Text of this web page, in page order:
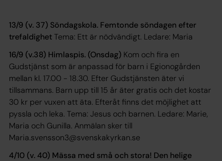
13/9 (v. 37) Söndagskola. Femtonde söndagen efter
trefaldighetTema: Ett är nödvändigt. Ledare: Maria
16/9 (v.38) Himlaspis. (Onsdag) Kom och fira en
Gudstjänst som är anpassad för barn i Egionogården
mellan kl. 17.00 - 18.30. Efter Gudstjänsten äter vi
tillsammans. Barn upp till 15 år äter gratis och det kostar
30 kr per vuxen att äta. Efteråt finns det möjlighet att
pyssla och leka. Tema: Jesus och barnen. Ledare: Marie,
Maria och Gunilla. Anmälan sker till
Maria.svensson3@svenskakyrkan.se
4/10 (v. 40) Mässa med små och stora! Den helige